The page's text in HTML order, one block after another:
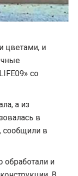
цветами, и
со
а из
в
сообщили в
обработали и